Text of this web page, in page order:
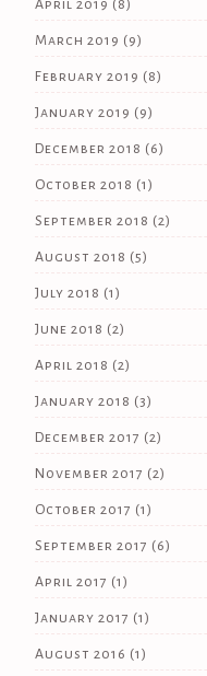
April 2019 (8)
March 2019 (9)
February 2019 (8)
January 2019 (9)
December 2018 (6)
October 2018 (1)
September 2018 (2)
August 2018 (5)
July 2018 (1)
June 2018 (2)
April 2018 (2)
January 2018 (3)
December 2017 (2)
November 2017 (2)
October 2017 (1)
September 2017 (6)
April 2017 (1)
January 2017 (1)
August 2016 (1)